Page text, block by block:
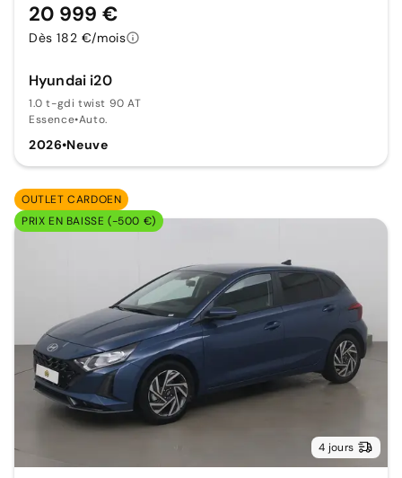
Hyundai i20
1.0 t-gdi twist 90 AT
Essence•Auto.
2026•Neuve
20 999 €
Dès 182 €/mois
OUTLET CARDOEN
PRIX EN BAISSE (-500 €)
4 jours